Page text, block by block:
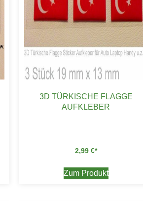
3D TÜRKISCHE FLAGGE
AUFKLEBER
2,99 €
Zum Produkt